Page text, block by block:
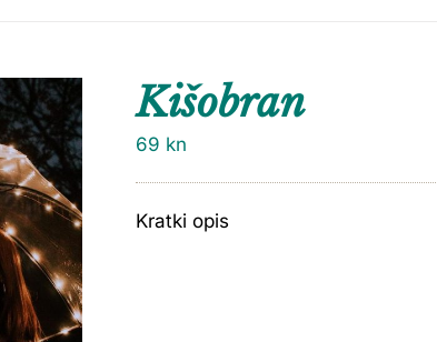
Kišobran
69 kn
Kratki opis